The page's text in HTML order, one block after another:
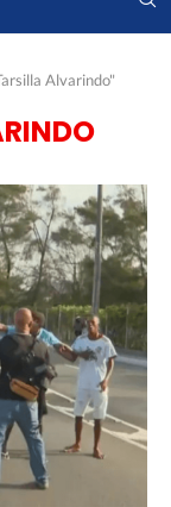
Alvarindo"